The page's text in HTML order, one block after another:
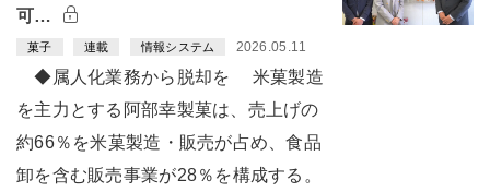
可…
菓子 連載 情報システム 2026.05.11
◆属人化業務から脱却を 米菓製造
を主力とする阿部幸製菓は、売上げの
約66％を米菓製造・販売が占め、食品
卸を含む販売事業が28％を構成する。